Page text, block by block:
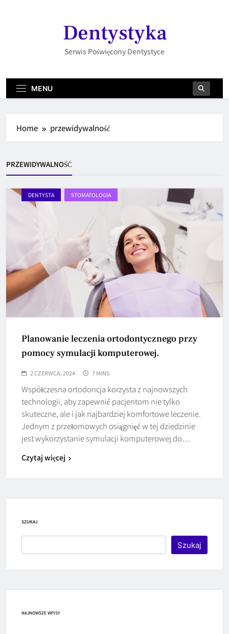
Dentystyka
Serwis Poświęcony Dentystyce
MENU
Home przewidywalność
PRZEWIDYWALNOŚĆ
DENTYSTA STOMATOLOGIA
Planowanie leczenia ortodontycznego przy
pomocy symulacji komputerowej.
2 CZERWCA, 2024 7 MINS
Współczesna ortodoncja korzysta z najnowszych
technologii, aby zapewnić pacjentom nie tylko
skuteczne, ale i jak najbardziej komfortowe leczenie.
Jednym z przełomowych osiągnięć w tej dziedzinie
jest wykorzystanie symulacji komputerowej do…
Czytaj więcej
SZUKAJ
Szukaj
NAJNOWSZE WPISY